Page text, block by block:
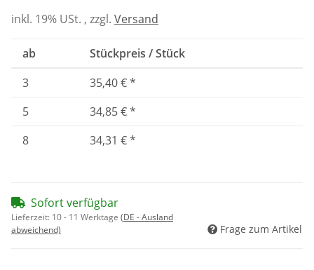
inkl. 19% USt. , zzgl. Versand
ab
Stückpreis / Stück
3
35,40 €*
5
34,85 €*
8
34,31 €*
Sofort verfügbar
Lieferzeit: 10 - 11 Werktage (DE - Ausland
abweichend)
Frage zum Artikel